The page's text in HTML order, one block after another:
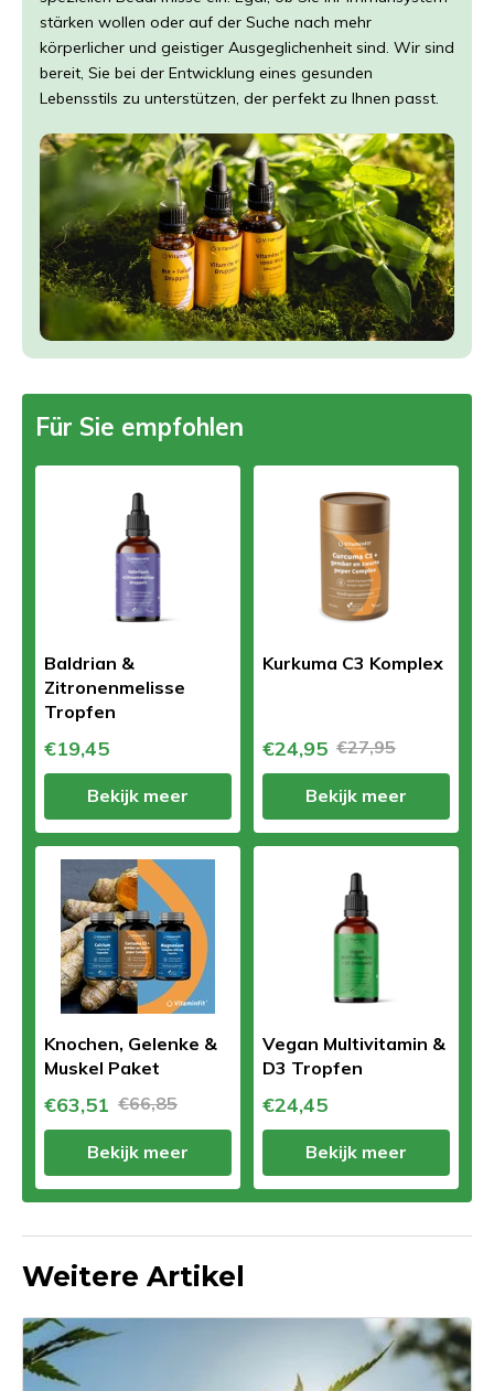
stärken wollen oder auf der Suche nach mehr
körperlicher und geistiger Ausgeglichenheit sind. Wir sind
bereit, Sie bei der Entwicklung eines gesunden
Lebensstils zu unterstützen, der perfekt zu Ihnen passt.
Für Sie empfohlen
Baldrian &
Zitronenmelisse
Tropfen
€19,45
Bekijk meer
Kurkuma C3 Komplex
€24,95 €27,95
Bekijk meer
Knochen, Gelenke &
Muskel Paket
€63,51 €66,85
Bekijk meer
Vegan Multivitamin &
D3 Tropfen
€24,45
Bekijk meer
Weitere Artikel